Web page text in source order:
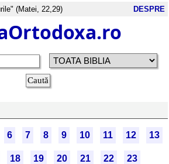
(Matei, 22,29) DESPRE
6 7 8 9 10 11 12 13
18 19 20 21 22 23